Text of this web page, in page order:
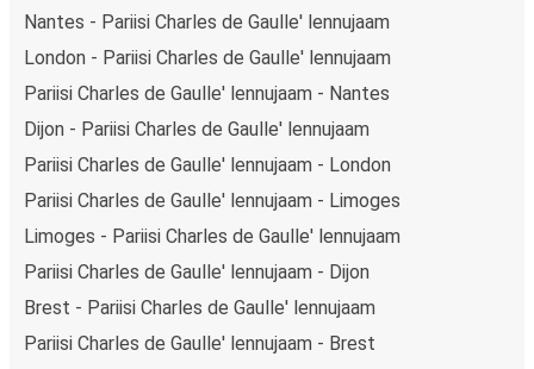
Nantes - Pariisi Charles de Gaulle' lennujaam
London - Pariisi Charles de Gaulle' lennujaam
Pariisi Charles de Gaulle' lennujaam - Nantes
Dijon - Pariisi Charles de Gaulle' lennujaam
Pariisi Charles de Gaulle' lennujaam - London
Pariisi Charles de Gaulle' lennujaam - Limoges
Limoges - Pariisi Charles de Gaulle' lennujaam
Pariisi Charles de Gaulle' lennujaam - Dijon
Brest - Pariisi Charles de Gaulle' lennujaam
Pariisi Charles de Gaulle' lennujaam - Brest